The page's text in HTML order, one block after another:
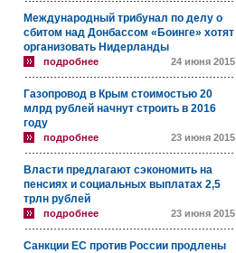
Международный трибунал по делу о
сбитом над Донбассом «Боинге» хотят
организовать Нидерланды
подробнее 24 июня 2015
Газопровод в Крым стоимостью 20
млрд рублей начнут строить в 2016
году
подробнее 23 июня 2015
Власти предлагают сэкономить на
пенсиях и социальных выплатах 2,5
трлн рублей
подробнее 23 июня 2015
Санкции ЕС против России продлены